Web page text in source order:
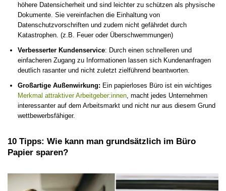
höhere Datensicherheit und sind leichter zu schützen als physische
Dokumente. Sie vereinfachen die Einhaltung von
Datenschutzvorschriften und zudem nicht gefährdet durch
Katastrophen. (z.B. Feuer oder Überschwemmungen)
Verbesserter Kundenservice: Durch einen schnelleren und
einfacheren Zugang zu Informationen lassen sich Kundenanfragen
deutlich rasanter und nicht zuletzt zielführend beantworten.
Großartige Außenwirkung: Ein papierloses Büro ist ein wichtiges
Merkmal attraktiver Arbeitgeber:innen , macht jedes Unternehmen
interessanter auf dem Arbeitsmarkt und nicht nur aus diesem Grund
wettbewerbsfähiger.
10 Tipps: Wie kann man grundsätzlich im Büro
Papier sparen?